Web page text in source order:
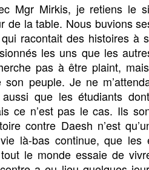
Mgr Mirkis, je retiens le
de la table. Nous buvions
racontait des histoires à
les uns que les
pas à être plaint,
peuple. Je ne
que les étudiants
ce n’est pas le cas. Ils
contre Daesh n’est
là-bas continue, que
le monde essaie de